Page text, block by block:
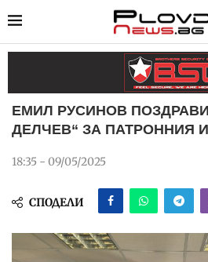
ЕМИЛ РУСИНОВ
ДЕЛЧЕВ“ ЗА ПАТРОННИЯ
18:35 - 09/05/2025
СПОДЕЛИ